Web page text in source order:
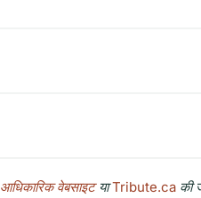
आधिकारिक वेबसाइटयाTribute.ca की